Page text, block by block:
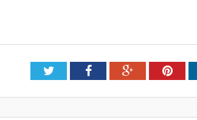
TwitterFacebookGoogle+